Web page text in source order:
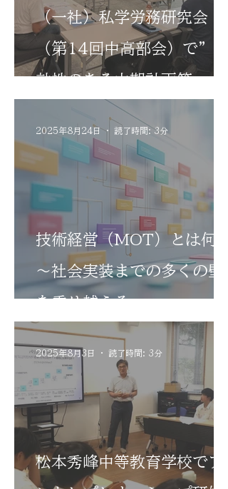
（一社）私学労務研究会
（第14回中高部会）で”実
効性のある中期計画策
定”について講演と意見交
換を行いました。
技術経営（MOT）とは何か
～社会実装までの多くの壁
を乗り越える
2025年8月24日 読了時間: 3分
松本秀峰中等教育学校でア
2025年8月3日 読了時間: 3分